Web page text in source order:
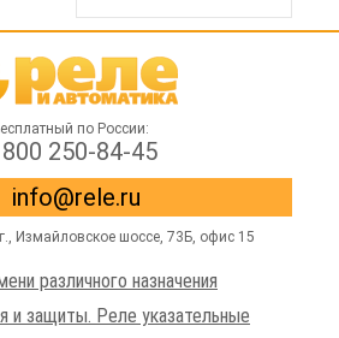
по России:
250-84-45
info@rele.ru
, Измайловское шоссе, 73Б, офис 15
различного назначения
и защиты. Реле указательные